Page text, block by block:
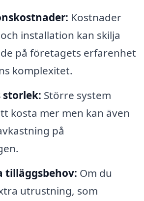
Kostnader
installation kan skilja
på företagets erfarenhet
komplexitet.
storlek: Större system
kosta mer men kan även
på
tilläggsbehov: Om du
utrustning, som